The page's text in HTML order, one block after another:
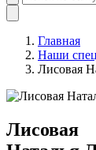
Главная
Наши
Лисовая
Лисовая